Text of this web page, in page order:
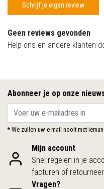
Schrijf je eigen review
Geen reviews gevonden
Help ons en andere klanten
Abonneer je op onze
* We zullen uw e-mail nooit met
Mijn account
Snel regelen in je
facturen of
Vragen?